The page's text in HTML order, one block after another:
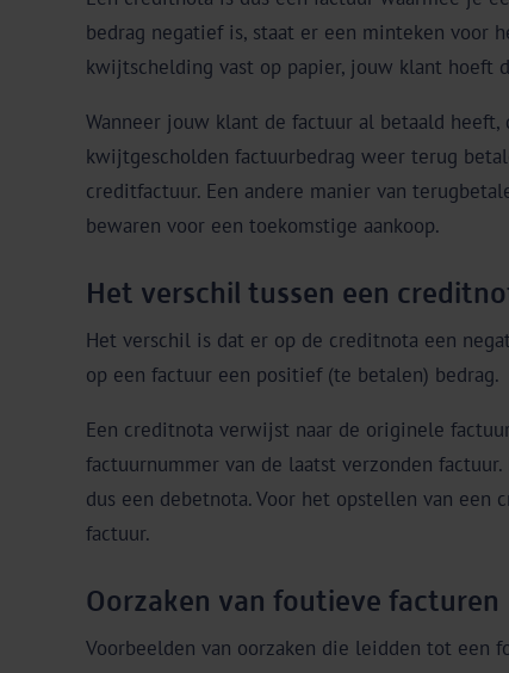
bedrag negatief is, staat er een minteken voor
kwijtschelding vast op papier, jouw klant hoeft
Wanneer jouw klant de factuur al betaald
kwijtgescholden factuurbedrag weer terug
creditfactuur. Een andere manier van
bewaren voor een toekomstige aankoop.
Het verschil tussen een
Het verschil is dat er op de creditnota een
op een factuur een positief (te betalen) bedrag.
Een creditnota verwijst naar de originele
factuurnummer van de laatst verzonden
dus een debetnota. Voor het opstellen van
factuur.
Oorzaken van foutieve facturen
Voorbeelden van oorzaken die leidden tot een